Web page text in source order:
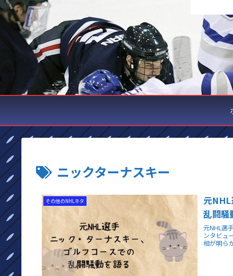
ニックターナスキー
その他のNHLネタ
元NHL
乱闘騒
元NHL選
ンタビュ
相が明ら